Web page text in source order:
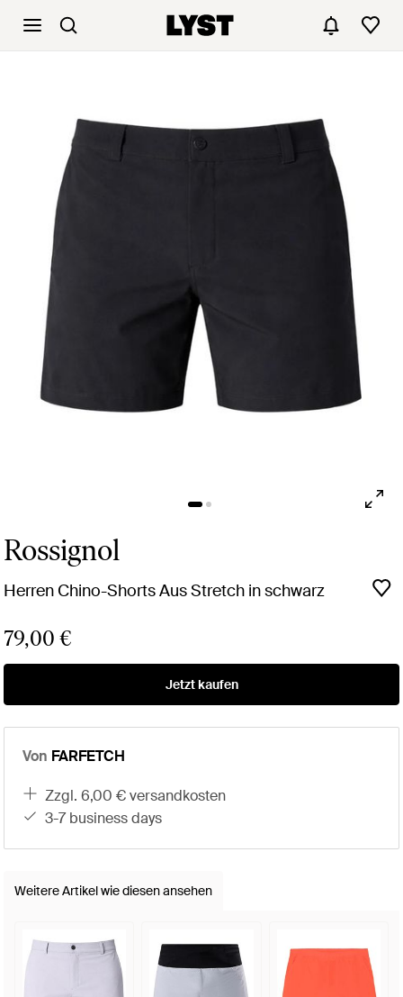
Rossignol
Herren Chino-Shorts Aus Stretch in schwarz
79,00 €
Jetzt kaufen
Von FARFETCH
zzgl. 6,00 € versandkosten
3-7 business days
Weitere Artikel wie diesen ansehen